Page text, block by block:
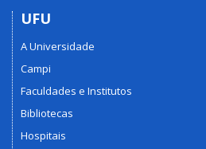
UFU
A Universidade
Campi
Faculdades e Institutos
Bibliotecas
Hospitais